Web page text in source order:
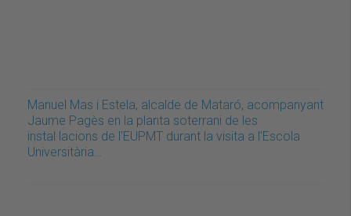
Manuel Mas i Estela, alcalde de Mataró, acompanyant
Jaume Pagès en la planta soterrani de les
instal·lacions de l'EUPMT durant la visita a l'Escola
Universitària…